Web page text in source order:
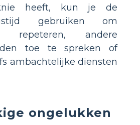
heeft, kun je de
gebruiken om
repeteren, andere
toe te spreken of
ambachtelijke diensten
ongelukken